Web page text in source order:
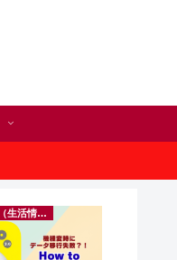
ちぇり info（生活情報）